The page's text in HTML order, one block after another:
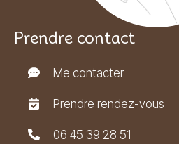
Prendre contact
Me contacter
Prendre rendez-vous
06 45 39 28 51